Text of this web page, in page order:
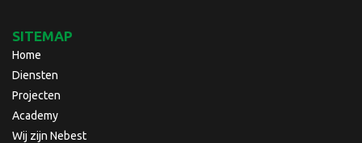
SITEMAP
Home
Diensten
Projecten
Academy
Wij zijn Nebest